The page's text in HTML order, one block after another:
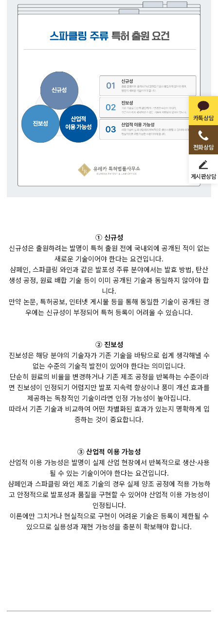
카톡상담
전화상담
게시판상담
① 신규성
신규성은 출원하려는 발명이 특허 출원 전에 국내외에 공개된 적이 없는
새로운 기술이어야 한다는 요건입니다.
샴페인, 스파클링 와인과 같은 발포성 주류 분야에서는 발효 방법, 탄산
생성 공정, 원료 배합 기술 등이 이미 공개된 기술과 동일하지 않아야 합
니다.
만약 논문, 특허공보, 인터넷 게시물 등을 통해 동일한 기술이 공개된 경
우에는 신규성이 부정되어 특허 등록이 어려울 수 있습니다.
② 진보성
진보성은 해당 분야의 기술자가 기존 기술을 바탕으로 쉽게 생각해낼 수
없는 수준의 기술적 발전이 있어야 한다는 의미입니다.
단순히 원료의 비율을 변경하거나 기존 제조 공정을 반복하는 수준이라
면 진보성이 인정되기 어렵지만 발포 지속력 향상이나 풍미 개선 효과를
제공하는 독창적인 기술이라면 인정 가능성이 높아집니다.
따라서 기존 기술과 비교하여 어떤 차별화된 효과가 있는지 명확하게 입
증하는 것이 중요합니다.
③ 산업적 이용 가능성
산업적 이용 가능성은 발명이 실제 산업 현장에서 반복적으로 생산·사용
될 수 있는 기술이어야 한다는 요건입니다.
샴페인과 스파클링 와인 제조 기술의 경우 실제 양조 공정에 적용 가능하
고 안정적으로 발포성과 품질을 구현할 수 있어야 산업적 이용 가능성이
인정됩니다.
이론에만 그치거나 현실적으로 구현이 어려운 기술은 등록이 제한될 수
있으므로 실용성과 재현 가능성을 충분히 확보해야 합니다.